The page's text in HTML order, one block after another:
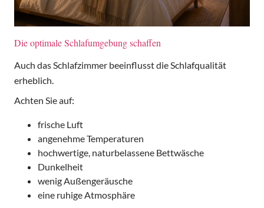
Die optimale Schlafumgebung schaffen
Auch das Schlafzimmer beeinflusst die Schlafqualität
erheblich.
Achten Sie auf:
frische Luft
angenehme Temperaturen
hochwertige, naturbelassene Bettwäsche
Dunkelheit
wenig Außengeräusche
eine ruhige Atmosphäre